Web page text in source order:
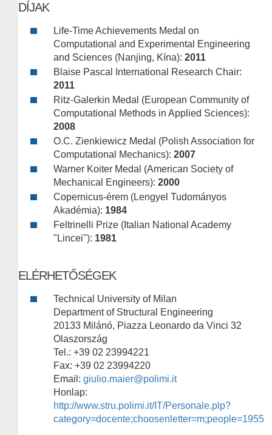
DÍJAK
Life-Time Achievements Medal on
Computational and Experimental Engineering
and Sciences (Nanjing, Kína): 2011
Blaise Pascal International Research Chair:
2011
Ritz-Galerkin Medal (European Community of
Computational Methods in Applied Sciences):
2008
O.C. Zienkiewicz Medal (Polish Association for
Computational Mechanics): 2007
Warner Koiter Medal (American Society of
Mechanical Engineers): 2000
Copernicus-érem (Lengyel Tudományos
Akadémia): 1984
Feltrinelli Prize (Italian National Academy
"Lincei"): 1981
ELÉRHETŐSÉGEK
Technical University of Milan
Department of Structural Engineering
20133 Milánó, Piazza Leonardo da Vinci 32
Olaszország
Tel.: +39 02 23994221
Fax: +39 02 23994220
Email: giulio.maier@polimi.it
Honlap:
http://www.stru.polimi.it/IT/Personale.plp?
category=docente;choosenletter=m;people=1955